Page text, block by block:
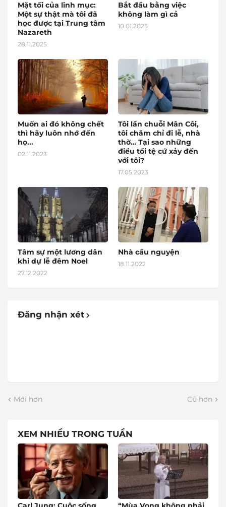
Mặt tối của linh mục:
Một sự thật mà tôi đã
học được tại Trung tâm
Nazareth
28.11.2025
Bắt đầu bằng việc
không làm gì cả
10.01.2025
Muốn ai đó không chết
thì hãy luôn nhớ đến
họ...
02.11.2023
Tôi lần chuỗi Mân Côi,
tôi chăm chỉ đi lễ, nhà
thờ… Tại sao những
điều tồi tệ cứ xảy đến
với tôi?
17.05.2023
Tâm sự một lương dân
khi dự lễ đêm Noel
27.12.2022
Nhà cầu nguyện
18.11.2022
Đăng nhận xét
Mới hơn Cũ hơn
XEM NHIỀU TRONG TUẦN